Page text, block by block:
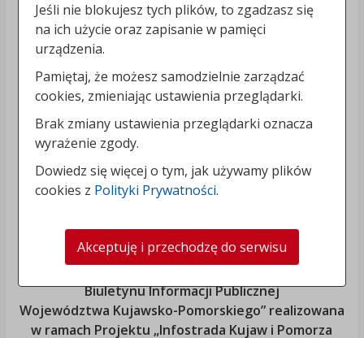
„Rozbudowa i modernizacja Systemu Regionalnego
Biuletynu Informacji Publicznej
Województwa Kujawsko-Pomorskiego” realizowana
w ramach Projektu „Infostrada Kujaw i Pomorza
Jeśli nie blokujesz tych plików, to zgadzasz się
na ich użycie oraz zapisanie w pamięci
urządzenia.
Pamiętaj, że możesz samodzielnie zarządzać
cookies, zmieniając ustawienia przeglądarki.
Brak zmiany ustawienia przeglądarki oznacza
wyrażenie zgody.
Dowiedz się więcej o tym, jak używamy plików
cookies z Polityki Prywatności.
Akceptuję i przechodzę do serwisu